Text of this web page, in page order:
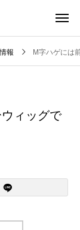
報 M字ハゲには
ィッグで